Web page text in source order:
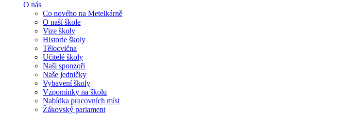
O nás
Co nového na Metelkárně
O naší škole
Vize školy
Historie školy
Tělocvična
Učitelé školy
Naši sponzoři
Naše jedničky
Vybavení školy
Vzpomínky na školu
Nabídka pracovních míst
Žákovský parlament